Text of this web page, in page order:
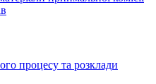
процесу та розклади